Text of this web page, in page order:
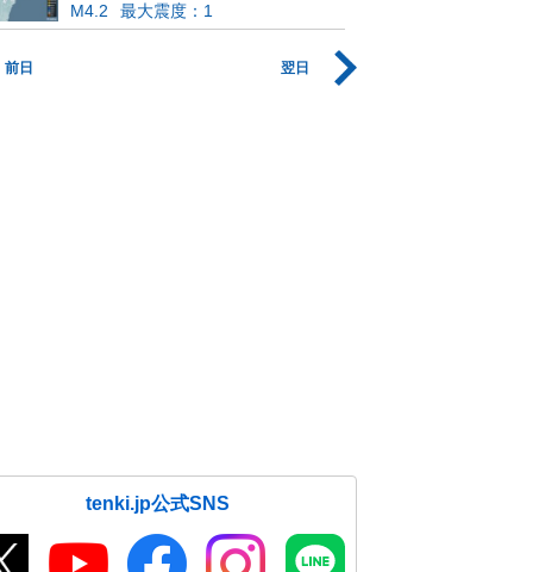
M4.2
最大震度：1
前日 翌日
tenki.jp公式SNS